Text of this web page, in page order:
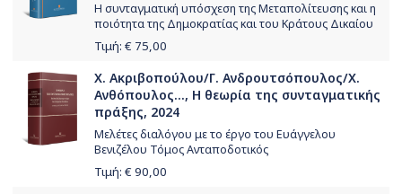
Η συνταγματική υπόσχεση της Μεταπολίτευσης και η
ποιότητα της Δημοκρατίας και του Κράτους Δικαίου
Τιμή: € 75,00
Χ. Ακριβοπούλου/Γ. Ανδρουτσόπουλος/Χ.
Ανθόπουλος..., Η θεωρία της συνταγματικής
πράξης, 2024
Μελέτες διαλόγου με το έργο του Ευάγγελου
Βενιζέλου Τόμος Ανταποδοτικός
Τιμή: € 90,00